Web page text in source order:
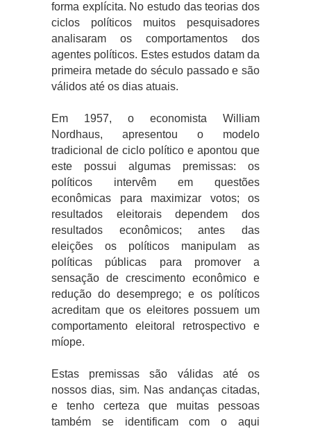
forma explícita. No estudo das teorias dos
ciclos políticos muitos pesquisadores
analisaram os comportamentos dos
agentes políticos. Estes estudos datam da
primeira metade do século passado e são
válidos até os dias atuais.
Em 1957, o economista William
Nordhaus, apresentou o modelo
tradicional de ciclo político e apontou que
este possui algumas premissas: os
políticos intervêm em questões
econômicas para maximizar votos; os
resultados eleitorais dependem dos
resultados econômicos; antes das
eleições os políticos manipulam as
políticas públicas para promover a
sensação de crescimento econômico e
redução do desemprego; e os políticos
acreditam que os eleitores possuem um
comportamento eleitoral retrospectivo e
míope.
Estas premissas são válidas até os
nossos dias, sim. Nas andanças citadas,
e tenho certeza que muitas pessoas
também se identificam com o aqui